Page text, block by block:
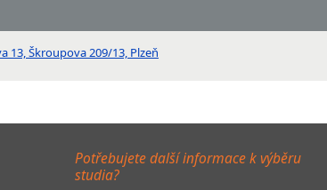
13, Škroupova 209/13, Plzeň
Potřebujete další informace k výběru
studia?